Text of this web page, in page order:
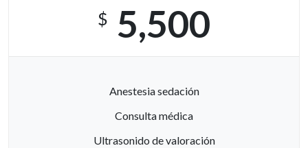
$ 5,500
Anestesia sedación
Consulta médica
Ultrasonido de valoración